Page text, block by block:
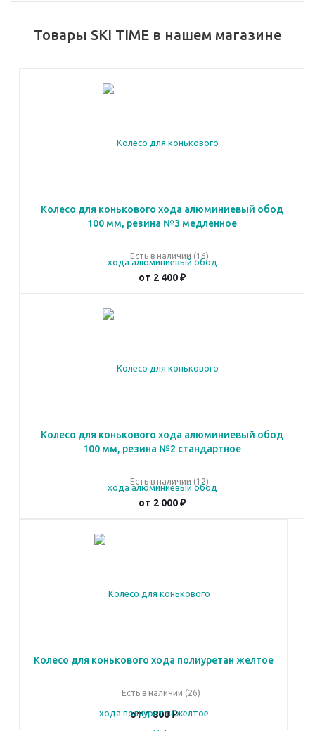
Товары SKI TIME в нашем магазине
Колесо для конькового хода алюминиевый обод
100 мм, резина №3 медленное
Есть в наличии (16)
от 2 400 ₽
Колесо для конькового хода алюминиевый обод
100 мм, резина №2 стандартное
Есть в наличии (12)
от 2 000 ₽
Колесо для конькового хода полиуретан желтое
Есть в наличии (26)
от1 800 ₽